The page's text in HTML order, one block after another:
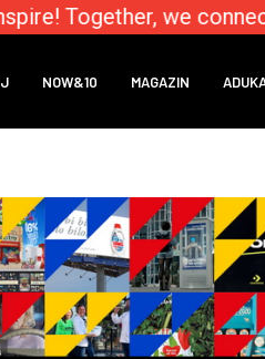
Together, we
NOW&10 MAGAZIN